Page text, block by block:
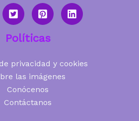
Políticas
privacidad y cookies
las imágenes
Conócenos
Contáctanos